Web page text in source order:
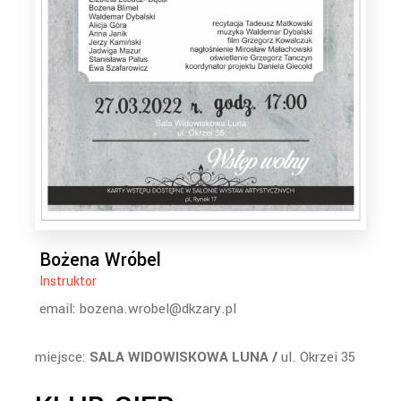
Bożena Wróbel
Instruktor
email: bozena.wrobel@dkzary.pl
miejsce: SALA WIDOWISKOWA LUNA /ul. Okrzei 35